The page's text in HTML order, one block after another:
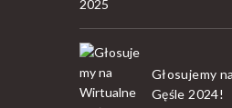
Głosujemy
Gęśle 2024!